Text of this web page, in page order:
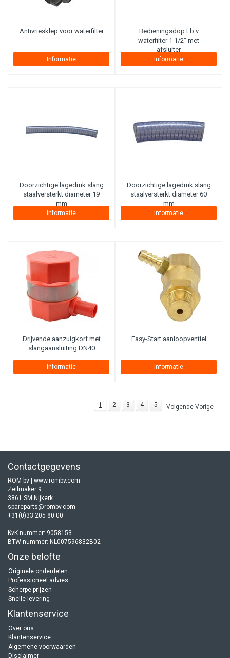
Antivriesklep voor waterfilter
Informatie
Bedieningsdop t.b.v
waterfilter 1 1/2" met
afsluiter
Informatie
Doorzichtige lagedruk slang
staalversterkt diameter 19
mm
Informatie
Doorzichtige lagedruk slang
staalversterkt diameter 60
mm
Informatie
Drijvende aanzuigkorf met
slangaansluiting DN40
Informatie
Easy-Start aanloopventiel
Informatie
1 2 3 4 5 Volgende Vorige
Contactgegevens
ROM bv | www.rombv.com
Zeilmaker 9
3861 SM Nijkerk
spareparts@rombv.com
+31(0)33 205 80 00
KvK nummer: 9058153
BTW nummer: NL007596832B02
Onze belofte
Originele onderdelen
Professioneel advies
Scherpe prijzen
Snelle levering
Klantenservice
Over ons
Klantenservice
Algemene voorwaarden
Disclaimer